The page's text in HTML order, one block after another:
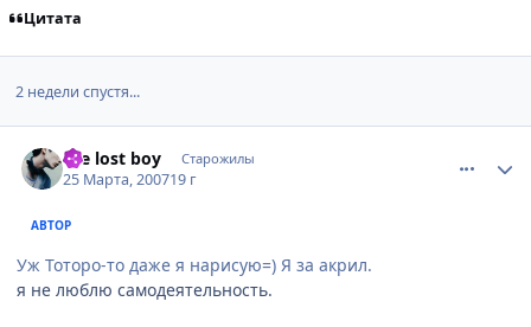
Цитата
2 недели спустя...
the lost boy Старожилы
25 Марта, 200719 г
АВТОР
Уж Тоторо-то даже я нарисую=) Я за акрил.
я не люблю самодеятельность.